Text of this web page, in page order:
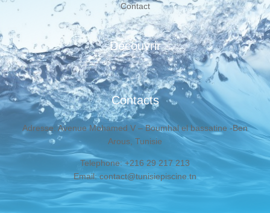
Contact
Découvrir
Contacts
Adresse: Avenue Mohamed V – Boumhal el bassatine -Ben
Arous, Tunisie
Telephone: +216 29 217 213
Email: contact@tunisiepiscine.tn